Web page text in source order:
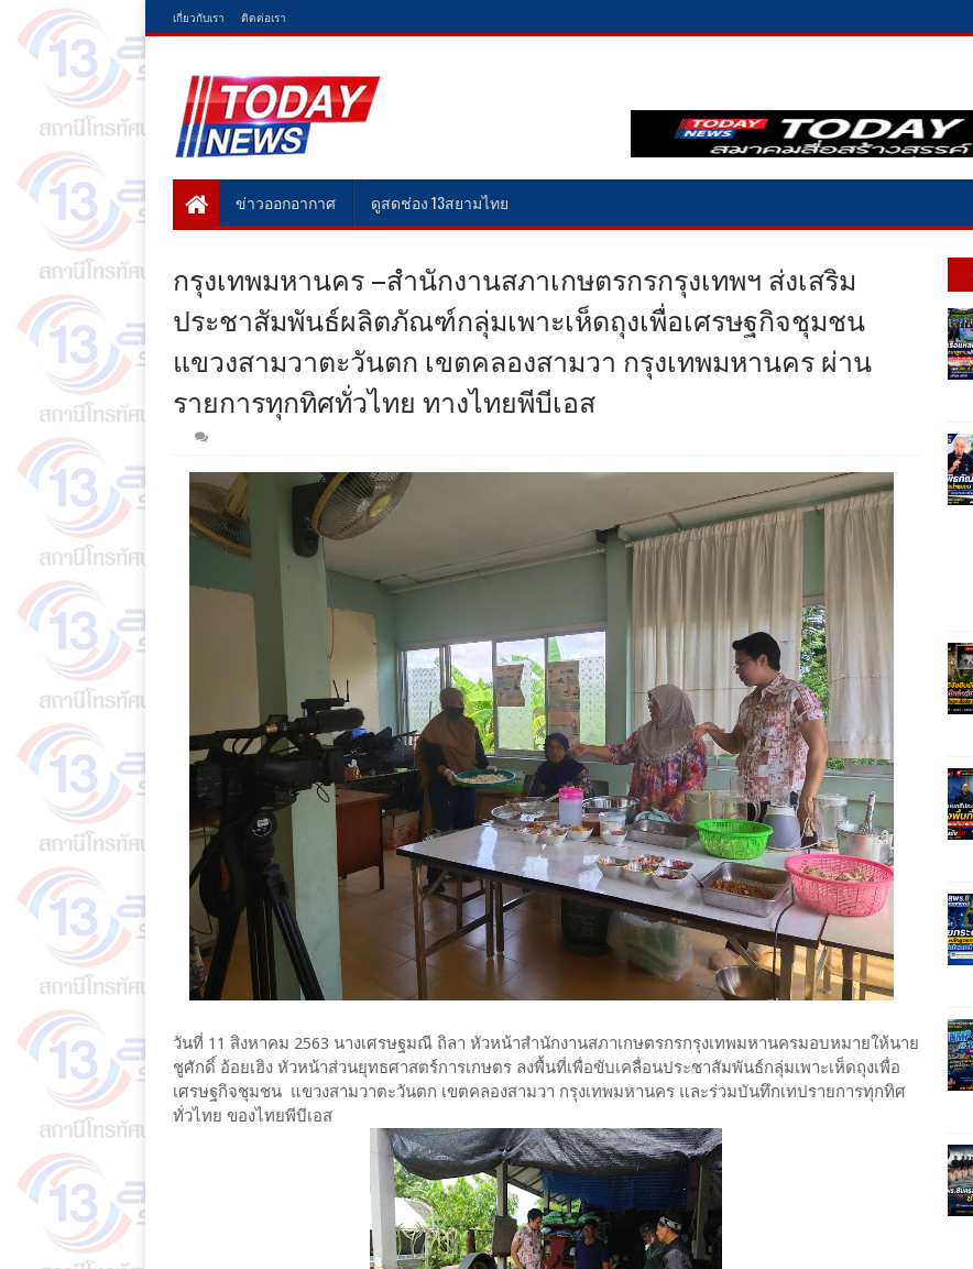
เกี่ยวกับเรา ติดต่อเรา
ข่าวออกอากาศ ดูสดช่อง 13สยามไทย
กรุงเทพมหานคร –สำนักงานสภาเกษตรกรกรุงเทพฯ ส่งเสริม
ประชาสัมพันธ์ผลิตภัณฑ์กลุ่มเพาะเห็ดถุงเพื่อเศรษฐกิจชุมชน
แขวงสามวาตะวันตก เขตคลองสามวา กรุงเทพมหานคร ผ่าน
รายการทุกทิศทั่วไทย ทางไทยพีบีเอส
วันที่ 11 สิงหาคม 2563 นางเศรษฐมณี ถิลา หัวหน้าสำนักงานสภาเกษตรกรกรุงเทพมหานครมอบหมายให้นาย
ชูศักดิ์ อ้อยเฮิง หัวหน้าส่วนยุทธศาสตร์การเกษตร ลงพื้นที่เพื่อขับเคลื่อนประชาสัมพันธ์กลุ่มเพาะเห็ดถุงเพื่อ
เศรษฐกิจชุมชน แขวงสามวาตะวันตก เขตคลองสามวา กรุงเทพมหานคร และร่วมบันทึกเทปรายการทุกทิศ
ทั่วไทย ของไทยพีบีเอส